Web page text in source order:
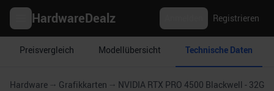
HardwareDealz Registrieren
Preisvergleich Modellübersicht Technische Daten
Hardware Grafikkarten NVIDIA RTX PRO 4500 Blackwell - 32GB